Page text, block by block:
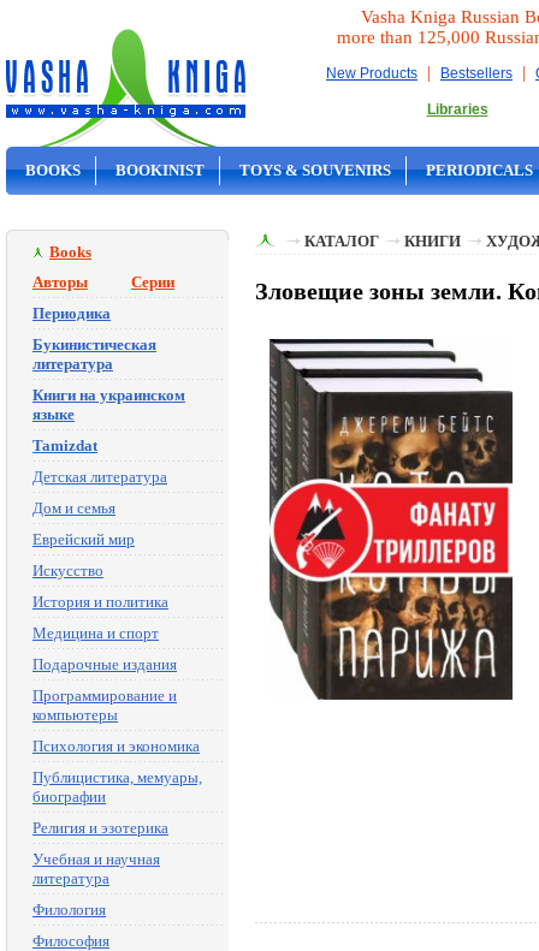
Vasha Kniga Russian
more than 125,000
New Products | Bestsellers |
Libraries
BOOKS BOOKINIST TOYS & SOUVENIRS PERIODICALS
Books
Авторы
Серии
Периодика
Букинистическая
литература
Книги на украинском
языке
Tamizdat
Детская литература
Дом и семья
Еврейский мир
Искусство
История и политика
Медицина и спорт
Подарочные издания
Программирование и
компьютеры
Психология и экономика
Публицистика, мемуары,
биографии
Религия и эзотерика
Учебная и научная
литература
Филология
Философия
КАТАЛОГ КНИГИ
Зловещие зоны земли.